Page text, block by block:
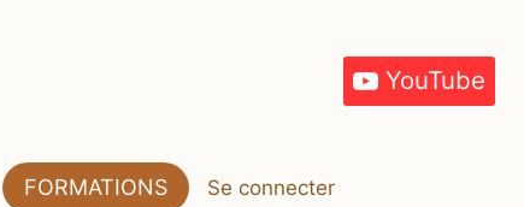
YouTube
FORMATIONS Se connecter